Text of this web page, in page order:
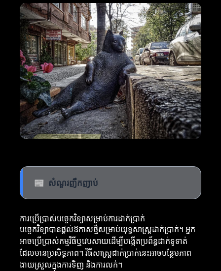
📰 សំណួរញឹកញាប់
ការប្រើប្រាស់បច្ចេកវិទ្យាសម្រាប់ការដាក់ប្រាក់
បច្ចេកវិទ្យាបានផ្តល់ឱកាសថ្មីសម្រាប់យុទ្ធសាស្ត្រដាក់ប្រាក់។ អ្នក
អាចប្រើប្រាស់កម្មវិធីឬវេបសាយដើម្បីបង្កើតប្រព័ន្ធដាក់ទូទាត់
ដែលមានប្រសិទ្ធភាព។ វិធីសាស្ត្រដាក់ប្រាក់នេះអាចបន្ថែមភាព
ងាយស្រួលក្នុងការទិញ និងការលក់។